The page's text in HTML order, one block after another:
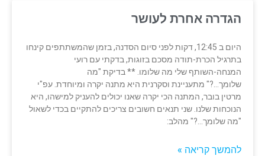
הגדרה אחרת לעושר
היום ב 12:45, דקות לפני סיום הסדנה, בזמן שהמשתתפים קינחו
בתרגיל הכרת-תודה מסכם בזוגות, בדקתי עם רועי
המנחה-השותף שלי מה שלומו. ** בדיקת "מה
שלומך…?" מתעניינת וסקרנית היא מתנה יקרה ומיוחדת. עפ"י
מרטין בובר, המתנה הכי יקרה שאנו יכולים להעניק למישהו, היא
הנוכחות שלנו. שני תנאים חשובים צריכים להתקיים בכדי לשאול
"מה שלומך…?" מהלב:
להמשך קריאה »